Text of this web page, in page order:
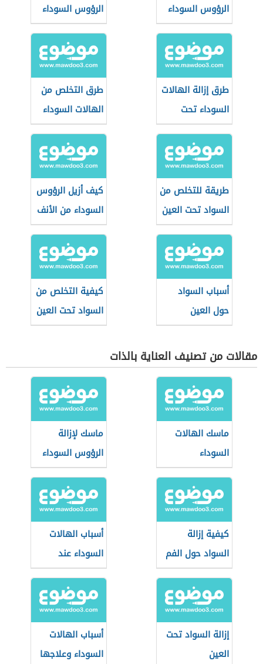
الرؤوس السوداء
الرؤوس السوداء
من الأنف
طرق إزالة الهالات
السوداء تحت
العين
طرق التخلص من
الهالات السوداء
طريقة للتخلص من
السواد تحت العين
كيف أزيل الرؤوس
السوداء من الأنف
أسباب السواد
حول العين
كيفية التخلص من
السواد تحت العين
مقالات من تصنيف العناية بالذات
ماسك الهالات
السوداء
ماسك لإزالة
الرؤوس السوداء
كيفية إزالة
السواد حول الفم
أسباب الهالات
السوداء عند
الأطفال
إزالة السواد تحت
العين
أسباب الهالات
السوداء وعلاجها